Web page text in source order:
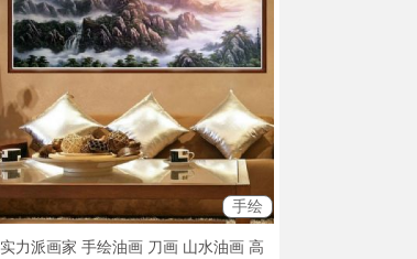
手绘
实力派画家 手绘油画 刀画 山水油画 高